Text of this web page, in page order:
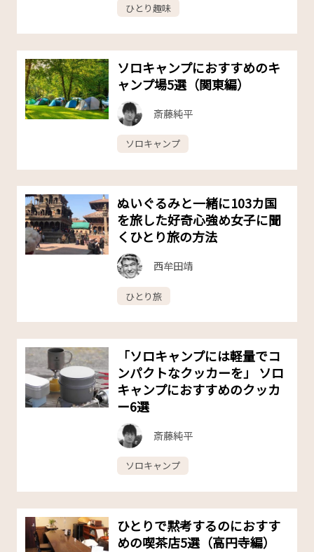
ひとり趣味
ソロキャンプにおすすめのキ
ャンプ場5選（関東編）
斎藤純平
ソロキャンプ
ぬいぐるみと一緒に103カ国
を旅した好奇心強め女子に聞
くひとり旅の方法
西牟田靖
ひとり旅
「ソロキャンプには軽量でコ
ンパクトなクッカーを」 ソロ
キャンプにおすすめのクッカ
ー6選
斎藤純平
ソロキャンプ
ひとりで黙考するのにおすす
めの喫茶店5選（高円寺編）